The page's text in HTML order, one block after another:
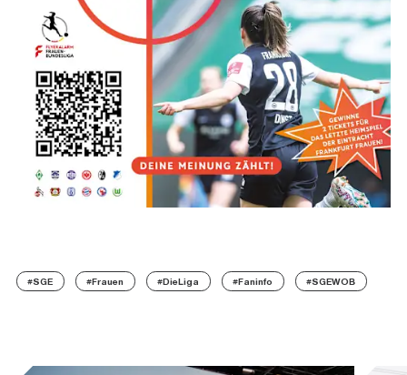
#SGE #Frauen #DieLiga #Faninfo #SGEWOB